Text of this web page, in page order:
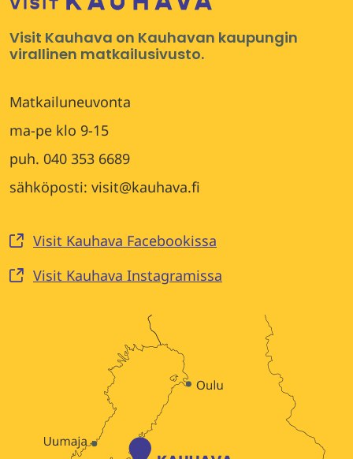
Visit Kauhava on Kauhavan kaupungin
virallinen matkailusivusto.
Matkailuneuvonta
ma-pe klo 9-15
puh. 040 353 6689
sähköposti: visit@kauhava.fi
Visit Kauhava Facebookissa
Visit Kauhava Instagramissa